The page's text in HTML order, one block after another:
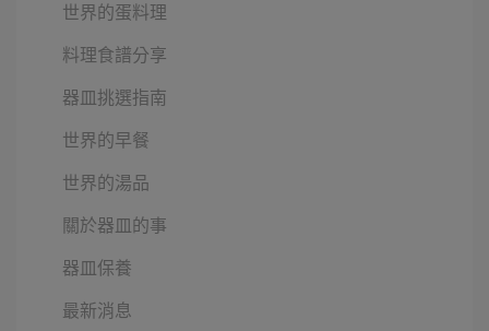
世界的蛋料理
料理食譜分享
器皿挑選指南
世界的早餐
世界的湯品
關於器皿的事
器皿保養
最新消息